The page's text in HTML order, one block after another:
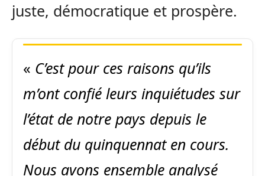
juste, démocratique et prospère.
« C’est pour ces raisons qu’ils
m’ont confié leurs inquiétudes sur
l’état de notre pays depuis le
début du quinquennat en cours.
Nous avons ensemble analysé